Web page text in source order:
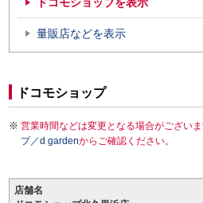
量販店などを表示
ドコモショップ
営業時間などは変更となる場合がござい
プ／d gardenからご確認ください。
店舗名